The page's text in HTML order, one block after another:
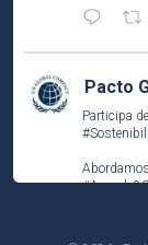
Pacto
Participa